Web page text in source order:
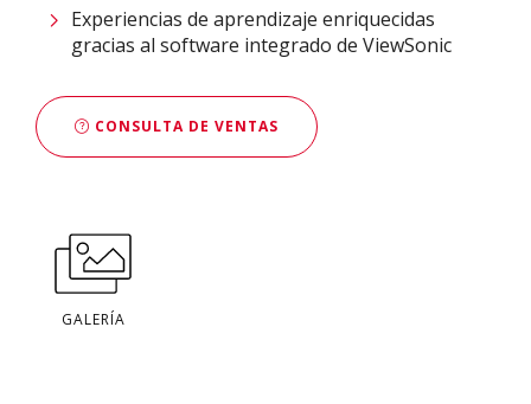
Experiencias de aprendizaje enriquecidas
gracias al software integrado de ViewSonic
CONSULTA DE VENTAS
GALERÍA